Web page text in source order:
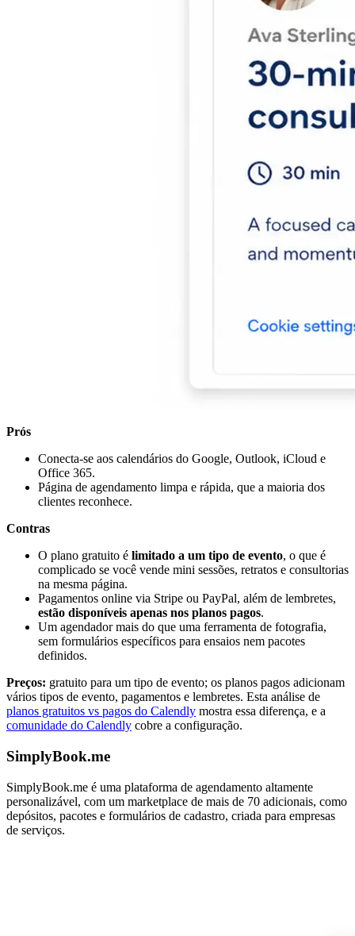
Prós
Conecta-se aos calendários do Google, Outlook, iCloud e
Office 365.
Página de agendamento limpa e rápida, que a maioria dos
clientes reconhece.
Contras
O plano gratuito é limitado a um tipo de evento, o que é
complicado se você vende mini sessões, retratos e consultorias
na mesma página.
Pagamentos online via Stripe ou PayPal, além de lembretes,
estão disponíveis apenas nos planos pagos.
Um agendador mais do que uma ferramenta de fotografia,
sem formulários específicos para ensaios nem pacotes
definidos.
Preços: gratuito para um tipo de evento; os planos pagos adicionam
vários tipos de evento, pagamentos e lembretes. Esta análise de
planos gratuitos vs pagos do Calendly mostra essa diferença, e a
comunidade do Calendly cobre a configuração.
SimplyBook.me
SimplyBook.me é uma plataforma de agendamento altamente
personalizável, com um marketplace de mais de 70 adicionais, como
depósitos, pacotes e formulários de cadastro, criada para empresas
de serviços.